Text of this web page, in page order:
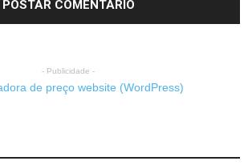
- Publicidade -